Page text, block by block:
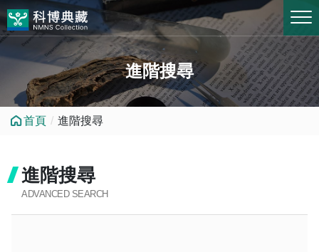
跳到中央內容區塊
進階搜尋
首頁 進階搜尋
進階搜尋
ADVANCED SEARCH